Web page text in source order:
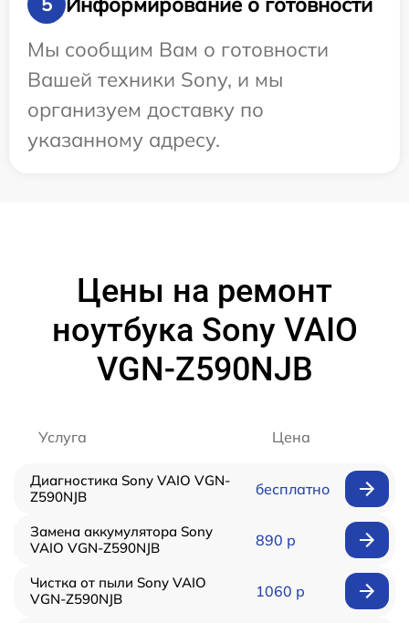
Мы сообщим Вам о готовности
Вашей техники Sony, и мы
организуем доставку по
указанному адресу.
Цены на ремонт
ноутбука Sony VAIO
VGN-Z590NJB
Услуга Цена
Диагностика Sony VAIO VGN-
Z590NJB
бесплатно
Замена аккумулятора Sony
VAIO VGN-Z590NJB
890 р
Чистка от пыли Sony VAIO
VGN-Z590NJB
1060 р